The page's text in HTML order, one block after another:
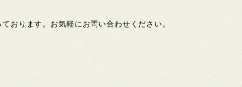
おります。お気軽にお問い合わせください。